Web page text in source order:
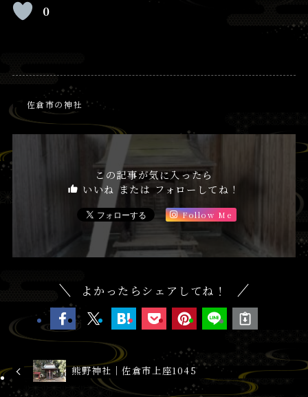
0
佐倉市の神社
この記事が気に入ったら
いいね または フォローしてね！
Follow Me
よかったらシェアしてね！
熊野神社│佐倉市上座1045